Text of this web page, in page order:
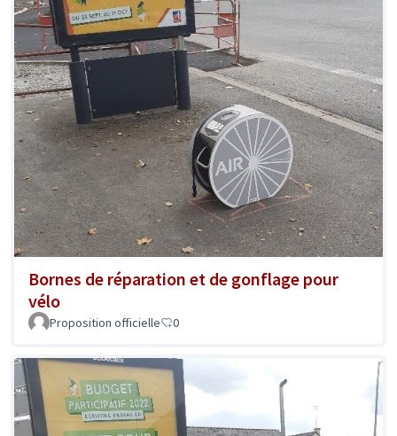
Bornes de réparation et de gonflage pour
vélo
Proposition officielle 0